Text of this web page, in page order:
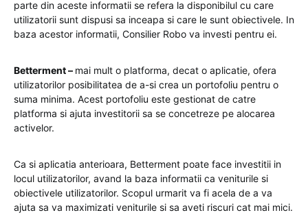
parte din aceste informatii se refera la disponibilul cu care
utilizatorii sunt dispusi sa inceapa si care le sunt obiectivele. In
baza acestor informatii, Consilier Robo va investi pentru ei.
Betterment – mai mult o platforma, decat o aplicatie, ofera
utilizatorilor posibilitatea de a-si crea un portofoliu pentru o
suma minima. Acest portofoliu este gestionat de catre
platforma si ajuta investitorii sa se concetreze pe alocarea
activelor.
Ca si aplicatia anterioara, Betterment poate face investitii in
locul utilizatorilor, avand la baza informatii ca veniturile si
obiectivele utilizatorilor. Scopul urmarit va fi acela de a va
ajuta sa va maximizati veniturile si sa aveti riscuri cat mai mici.